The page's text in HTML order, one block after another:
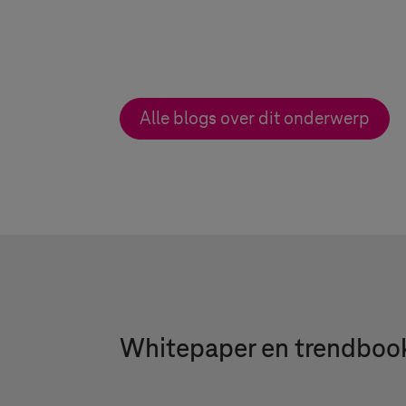
Alle blogs over dit onderwerp
Whitepaper en